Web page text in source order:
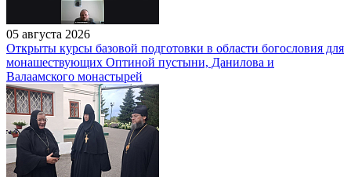
05 августа 2026
Открыты курсы базовой подготовки в области богословия для
монашествующих Оптиной пустыни, Данилова и
Валаамского монастырей